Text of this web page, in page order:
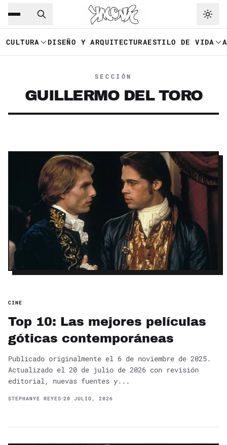
Saltar al contenido principal
CULTURA DISEÑO Y ARQUITECTURAESTILO DE VIDA
SECCIÓN
GUILLERMO DEL TORO
CINE
Top 10: Las mejores películas
góticas contemporáneas
Publicado originalmente el 6 de noviembre de 2025.
Actualizado el 20 de julio de 2026 con revisión
editorial, nuevas fuentes y...
STEPHANYE REYES 20 JULIO, 2026